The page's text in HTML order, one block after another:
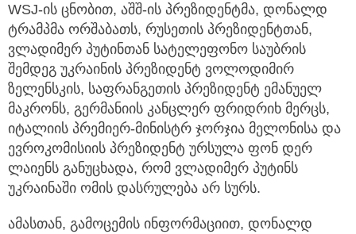
WSJ-ის ცნობით, აშშ-ის პრეზიდენტმა, დონალდ
ტრამპმა ორშაბათს, რუსეთის პრეზიდენტთან,
ვლადიმერ პუტინთან სატელეფონო საუბრის
შემდეგ უკრაინის პრეზიდენტ ვოლოდიმირ
ზელენსკის, საფრანგეთის პრეზიდენტ ემანუელ
მაკრონს, გერმანიის კანცლერ ფრიდრიხ მერცს,
იტალიის პრემიერ-მინისტრ ჯორჯია მელონისა და
ევროკომისიის პრეზიდენტ ურსულა ფონ დერ
ლაიენს განუცხადა, რომ ვლადიმერ პუტინს
უკრაინაში ომის დასრულება არ სურს.
ამასთან, გამოცემის ინფორმაციით, დონალდ